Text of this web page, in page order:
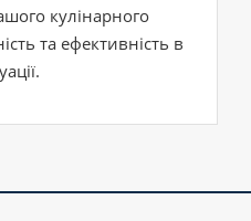
кулінарного
та ефективність в